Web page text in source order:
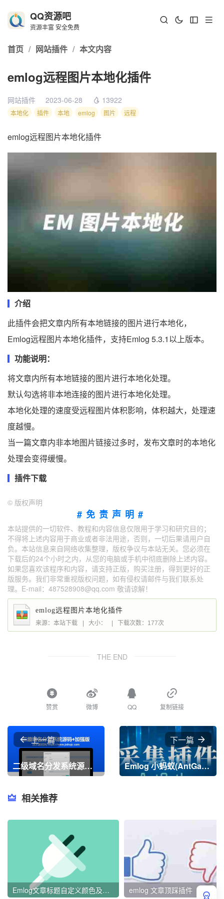
QQ资源吧
资源丰富 安全免费
首页 / 网站插件 / 本文内容
emlog远程图片本地化插件
网站插件 2023-06-28 13922
本地化 插件 本地 emlog 图片 远程
emlog远程图片本地化插件
介绍
此插件会把文章内所有本地链接的图片进行本地化，
Emlog远程图片本地化插件，支持Emlog 5.3.1以上版本。
功能说明：
将文章内所有本地链接的图片进行本地化处理。
默认勾选将非本地连接的图片进行本地化处理。
本地化处理的速度受远程图片体积影响，体积越大，处理速
度越慢。
当一篇文章内非本地图片链接过多时，发布文章时的本地化
处理会变得缓慢。
插件下载
© 版权声明
#免责声明#
本站提供的一切软件、教程和内容信息仅限用于学习和研究目的；
不得将上述内容用于商业或者非法用途，否则，一切后果请用户自
负。本站信息来自网络收集整理，版权争议与本站无关。您必须在
下载后的24个小时之内，从您的电脑或手机中彻底删除上述内容。
如果您喜欢该程序和内容，请支持正版，购买注册，得到更好的正
版服务。我们非常重视版权问题，如有侵权请邮件与我们联系处
理。E-mail：487528908@qq.com 敬请谅解！
emlog远程图片本地化插件
来源：本站下载 | 大小： | 下载次数：177次
THE END
赞赏 微博 QQ 复制链接
上一篇
二级域名分发系统源码+加强版
下一篇
Emlog 小蚂蚁(AntGather)资源采集插件
相关推荐
Emlog文章标题自定义颜色及加粗插件最新版 emlog 文章顶踩插件